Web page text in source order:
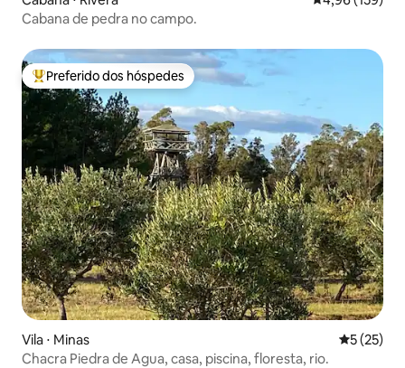
Cabana de pedra no campo.
Entre os melhores preferidos dos hóspedes
Preferido dos hóspedes
Vila ⋅ Minas 5 de uma
5 (25)
Chacra Piedra de Agua, casa, piscina, floresta, rio.